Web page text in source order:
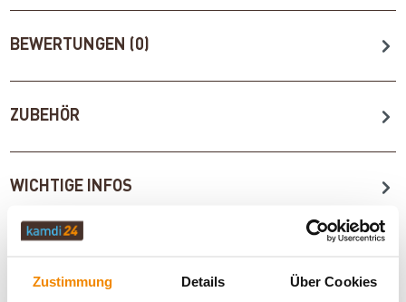
Zustimmung Details Über Cookies
BEWERTUNGEN (0)
ZUBEHÖR
WICHTIGE INFOS